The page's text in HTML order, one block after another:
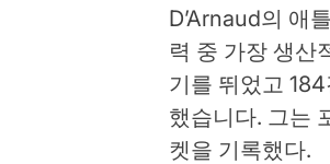
D’Arnaud의 애
력 중 가장 생산
기를 뛰었고
했습니다. 그는
켓을 기록했다.